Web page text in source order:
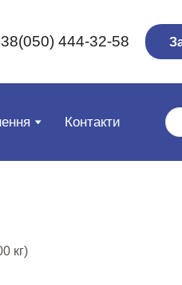
444-32-58
Контакти
кг)